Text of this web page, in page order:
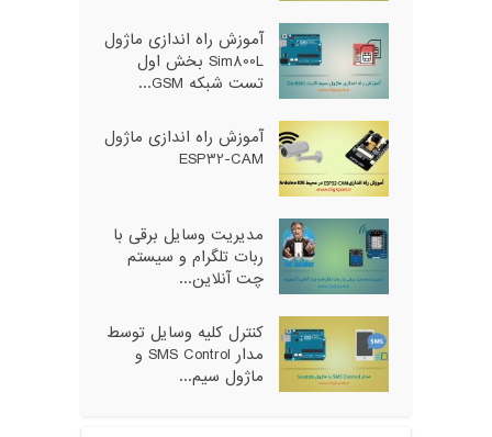
آموزش راه اندازی ماژول
Sim800L بخش اول
تست شبکه GSM...
آموزش راه اندازی ماژول
ESP32-CAM
مدیریت وسایل برقی با
ربات تلگرام و سیستم
چت آنلاین...
کنترل کلیه وسایل توسط
مدار SMS Control و
ماژول سیم...